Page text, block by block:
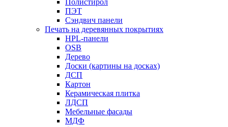
Полистирол
ПЭТ
Сэндвич панели
Печать на деревянных покрытиях
HPL-панели
OSB
Дерево
Доски (картины на досках)
ДСП
Картон
Керамическая плитка
ЛДСП
Мебельные фасады
МДФ